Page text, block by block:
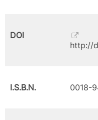
DOI
http://
I.S.B.N. 0018-